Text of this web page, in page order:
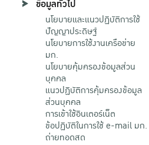
ข้อมูลทั่วไป
นโยบายและแนวปฏิบัติการใช้
ปัญญาประดิษฐ์
นโยบายการใช้งานเครือข่าย
มก.
นโยบายคุ้มครองข้อมูลส่วน
บุคคล
แนวปฏิบัติการคุ้มครองข้อมูล
ส่วนบุคคล
การเข้าใช้อินเตอร์เน็ต
ข้อปฏิบัติในการใช้ e-mail มก.
ถ่ายทอดสด